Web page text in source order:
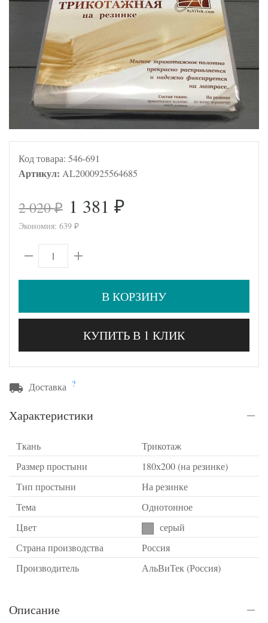
Код товара: 546-691
Артикул: AL2000925564685
2 020₽ 1 381 ₽
Экономия: 639 ₽
В КОРЗИНУ
КУПИТЬ В 1 КЛИК
Доставка ?
Характеристики
Ткань
Трикотаж
Размер простыни
180х200 (на резинке)
Тип простыни
На резинке
Тема
Однотонное
Цвет
серый
Страна производства
Россия
Производитель
АльВиТек (Россия)
Описание